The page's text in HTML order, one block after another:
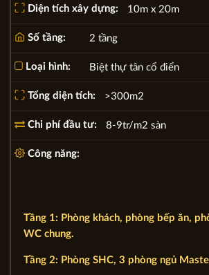
Diện tích xây dựng: 10m x 20m
Số tầng: 2 tầng
Loại hình: Biệt thự tân cổ điển
Tổng diện tích: >300m2
Chi phí đầu tư: 8-9tr/m2 sàn
Công năng:
Tầng 1: Phòng khách, phòng bếp ăn,
WC chung.
Tầng 2: Phòng SHC, 3 phòng ngủ